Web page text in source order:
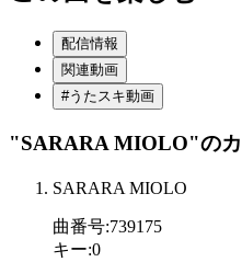
配信情報
関連動画
#うたスキ動画
"SARARA MIOLO"の
SARARA MIOLO
曲番号:739175
キー:0